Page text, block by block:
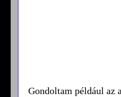
Gondoltam például az